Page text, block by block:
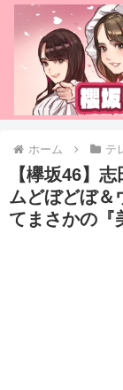
ホーム テ
【欅坂46】
ムどぼどぼ＆
てまさかの『